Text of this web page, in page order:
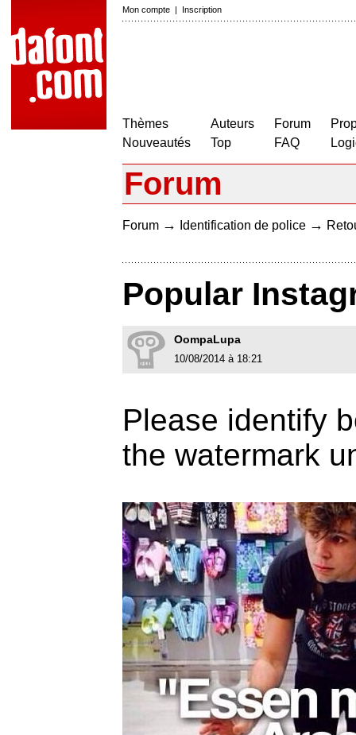
Mon compte | Inscription
Thèmes
Nouveautés
Auteurs
Top
Forum
FAQ
Forum
Forum → Identification de police →
Popular
OompaLupa
10/08/2014 à 18:21
Please identify
the watermark